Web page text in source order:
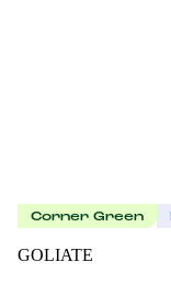
Corner Green
GOLIATE